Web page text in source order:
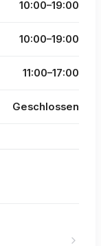
10:00–19:00
10:00–19:00
11:00–17:00
Geschlossen